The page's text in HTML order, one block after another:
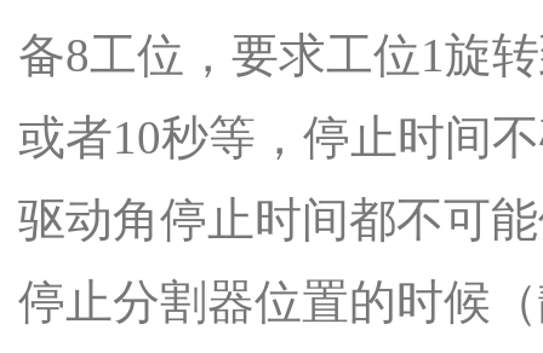
备8工位，要求工位1旋
或者10秒等，停止时间
驱动角停止时间都不可
停止分割器位置的时候